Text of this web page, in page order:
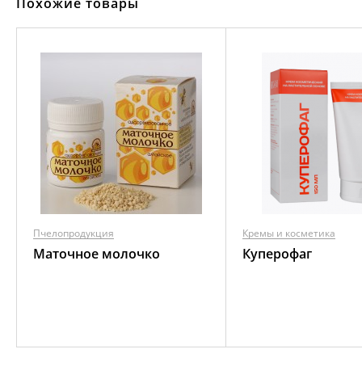
Пчелопродукция
Маточное молочко
Кремы и косметика
Куперофаг